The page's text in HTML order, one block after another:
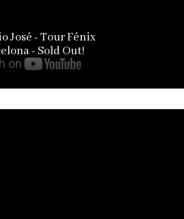
José - Tour Fénix
- Sold Out!